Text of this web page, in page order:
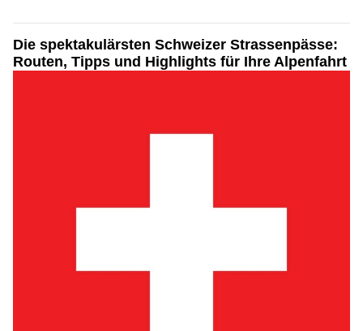
Die spektakulärsten Schweizer Strassenpässe:
Routen, Tipps und Highlights für Ihre Alpenfahrt